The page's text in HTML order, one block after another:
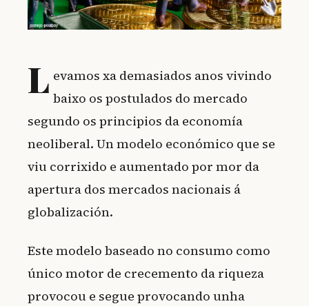
L evamos xa demasiados anos vivindo
baixo os postulados do mercado
segundo os principios da economía
neoliberal. Un modelo económico que se
viu corrixido e aumentado por mor da
apertura dos mercados nacionais á
globalización.
Este modelo baseado no consumo como
único motor de crecemento da riqueza
provocou e segue provocando unha